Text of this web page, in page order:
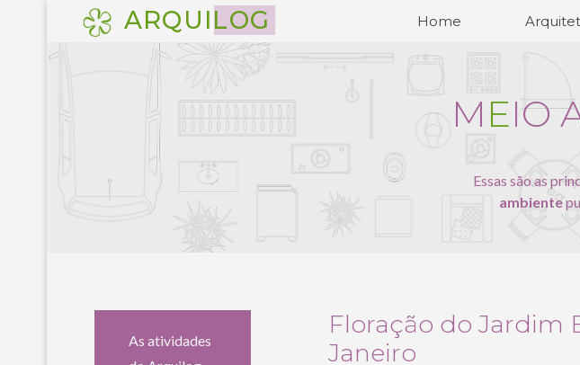
ARQUILOG Home
M EIO
Essas são as
ambiente
Floração do Jardim
Janeiro
As atividades